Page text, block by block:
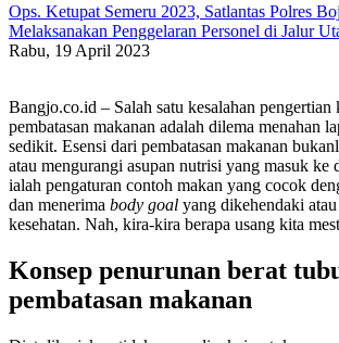
Ops. Ketupat Semeru 2023, Satlantas Polres
Melaksanakan Penggelaran Personel di Jalur
Rabu, 19 April 2023
Bangjo.co.id – Salah satu kesalahan pengertian
pembatasan makanan adalah dilema menahan
sedikit. Esensi dari pembatasan makanan
atau mengurangi asupan nutrisi yang masuk ke
ialah pengaturan contoh makan yang cocok
dan menerima body goal yang dikehendaki
kesehatan. Nah, kira-kira berapa usang kita
Konsep penurunan berat
pembatasan makanan